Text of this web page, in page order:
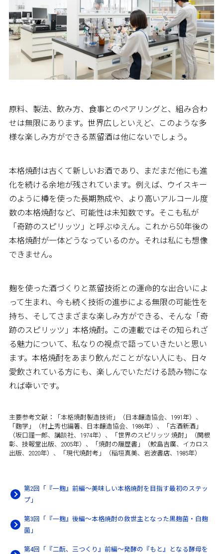
原料、製法、飲み方、食事とのペアリングと、組み合わ
せは無限にあります。世界広しといえど、このような多
様な楽しみ方ができる蒸留酒は他にないでしょう。
本格焼酎は古くて新しいお酒であり、まだまだ他にも進
化を続ける余地が残されています。例えば、ウイスキー
のように樽を使った長期熟成や、より高いアルコール度
数の本格焼酎など、可能性は未知数です。そこも私が
「奇跡のスピリッツ」と呼ぶゆえん。これから50年後の
本格焼酎が一体どうなっているのか。それは私にも想像
できません。
麹を使った酒づくりと蒸留技術との運命的な出合いによ
って生まれ、今も続く技術の進歩による無限の可能性を
持ち、そしてさまざまな楽しみ方ができる、そんな「奇
跡のスピリッツ」本格焼酎。この連載ではその知られざ
る魅力について、私なりの視点で語っていきたいと思い
ます。本格焼酎をあまり飲んだことがない人にも、日々
愛飲されている方にも、楽しんでいただける読み物にな
れば幸いです。
主要参考文献：「本格焼酎製造技術」（日本醸造協会、1991年）、
「麴学」（村上秀也編著、日本醸造協会、1986年）、「古酒新酒」
（坂口謹一郎、講談社、1974年）、「世界のスピリッツ 焼酎」（関根
彰、技報堂出版、2005年）、「焼酎の履歴書」（鮫島吉廣、イカロス
出版、2020年）、「現代焼酎考」（稲垣真美、岩波書店、1985年）
第2回「『一麹』前編～美味しい本格焼酎を目指す最初のステッ
プ」
第3回「『一麹』後編～本格焼酎の救世主となった黒麹菌・白麹
菌」
第4回「『二酛、三つくり』前編～発酵の『もと』となる酵母を